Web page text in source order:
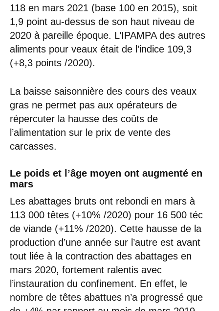
118 en mars 2021 (base 100 en 2015), soit
1,9 point au-dessus de son haut niveau de
2020 à pareille époque. L’IPAMPA des autres
aliments pour veaux était de l’indice 109,3
(+8,3 points /2020).
La baisse saisonnière des cours des veaux
gras ne permet pas aux opérateurs de
répercuter la hausse des coûts de
l’alimentation sur le prix de vente des
carcasses.
Le poids et l’âge moyen ont augmenté en
mars
Les abattages bruts ont rebondi en mars à
113 000 têtes (+10% /2020) pour 16 500 téc
de viande (+11% /2020). Cette hausse de la
production d’une année sur l’autre est avant
tout liée à la contraction des abattages en
mars 2020, fortement ralentis avec
l’instauration du confinement. En effet, le
nombre de têtes abattues n’a progressé que